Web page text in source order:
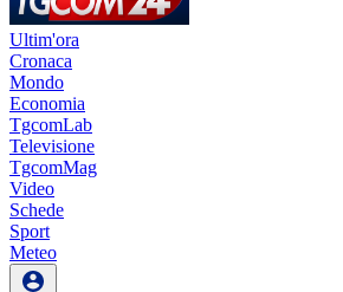
Ultim'ora
Cronaca
Mondo
Economia
TgcomLab
Televisione
TgcomMag
Video
Schede
Sport
Meteo